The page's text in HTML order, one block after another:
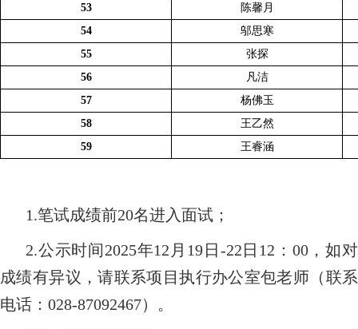
53
陈馨月
54
邬思寒
55
张探
56
凡洁
57
杨佛玉
58
王乙然
59
王睿涵
1.笔试成绩前20名进入面试；
2.公示时间2025年12月19日-22日12：00，如对
成绩有异议，请联系项目执行办公室包老师（联系
电话：028-87092467）。